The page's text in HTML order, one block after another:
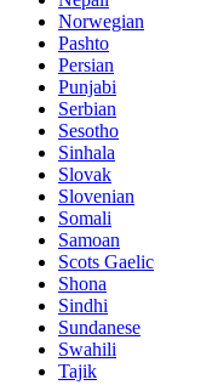
Norwegian
Pashto
Persian
Punjabi
Serbian
Sesotho
Sinhala
Slovak
Slovenian
Somali
Samoan
Scots Gaelic
Shona
Sindhi
Sundanese
Swahili
Tajik